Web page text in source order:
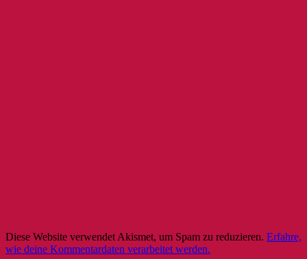
Diese Website verwendet Akismet, um Spam zu reduzieren. Erfahre,
wie deine Kommentardaten verarbeitet werden.